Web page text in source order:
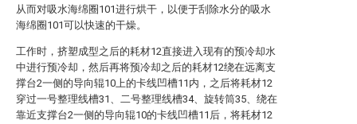
从而对吸水海绵圈101进行烘干，以便于刮除水分的吸水
海绵圈101可以快速的干燥。
工作时，挤塑成型之后的耗材12直接进入现有的预冷却水
中进行预冷却，然后再将预冷却之后的耗材12绕在远离支
撑台2一侧的导向辊10上的卡线凹槽11内，之后将耗材12
穿过一号整理线槽31、二号整理线槽34、旋转筒35、绕在
靠近支撑台2一侧的导向辊10的卡线凹槽11后，将耗材12